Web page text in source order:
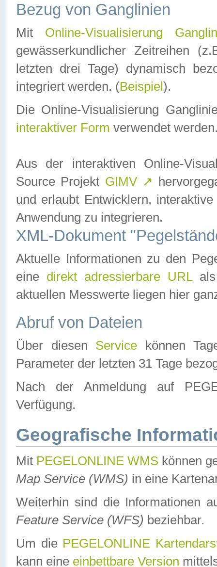
Bezug von Ganglinien
Mit Online-Visualisierung
gewässerkundlicher Zeitreihen
letzten drei Tage) dynamisch
integriert werden. (Beispiel ).
Die Online-Visualisierung
interaktiver Form verwendet
Aus der interaktiven Online-
Source Projekt GIMV ↗
und erlaubt Entwicklern,
Anwendung zu integrieren.
XML-Dokument
Aktuelle Informationen zu den
eine direkt adressierbare URLals
aktuellen Messwerte liegen hier
Abruf von Dateien
Über diesen Service können
Parameter der letzten 31 Tage
Nach der Anmeldung auf
Verfügung.
Geografische
Mit PEGELONLINE WMS können
Map Service (WMS) in eine
Weiterhin sind die Informationen
Feature Service (WFS) beziehbar.
Um die PEGELONLINE
kann eine einbettbare Version